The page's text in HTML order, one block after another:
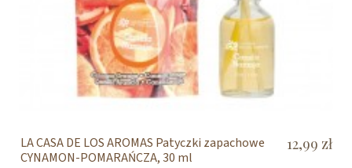
LA CASA DE LOS AROMAS Patyczki zapachowe
CYNAMON-POMARAŃCZA, 30 ml
12,99 zł